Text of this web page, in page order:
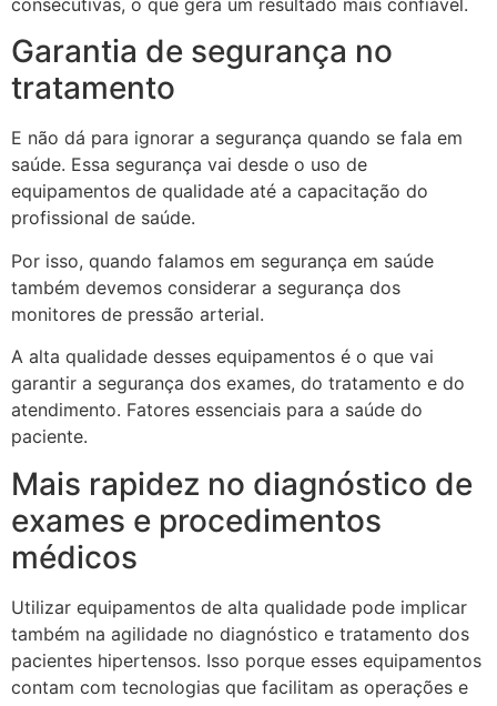
Garantia de segurança no
tratamento
E não dá para ignorar a segurança quando se fala em
saúde. Essa segurança vai desde o uso de
equipamentos de qualidade até a capacitação do
profissional de saúde.
Por isso, quando falamos em segurança em saúde
também devemos considerar a segurança dos
monitores de pressão arterial.
A alta qualidade desses equipamentos é o que vai
garantir a segurança dos exames, do tratamento e do
atendimento. Fatores essenciais para a saúde do
paciente.
Mais rapidez no diagnóstico de
exames e procedimentos
médicos
Utilizar equipamentos de alta qualidade pode implicar
também na agilidade no diagnóstico e tratamento dos
pacientes hipertensos. Isso porque esses equipamentos
contam com tecnologias que facilitam as operações e